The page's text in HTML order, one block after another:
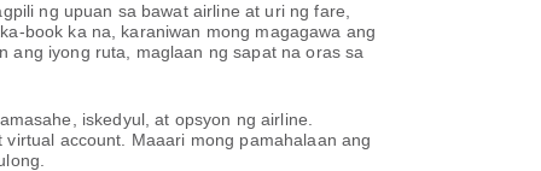
ng upuan sa bawat airline at uri ng fare,
book ka na, karaniwan mong magagawa ang
ang iyong ruta, maglaan ng sapat na oras sa
iskedyul, at opsyon ng airline.
account. Maaari mong pamahalaan ang